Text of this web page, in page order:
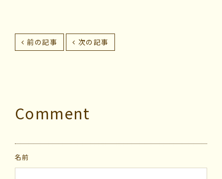
前の記事 次の記事
Comment
名前